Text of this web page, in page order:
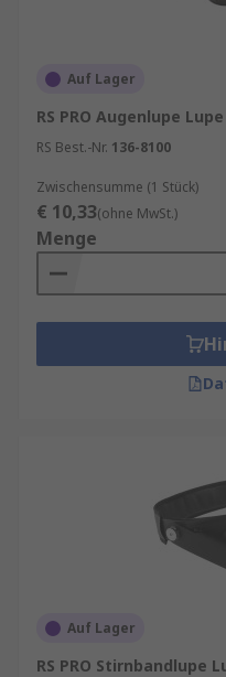
Auf Lager
RS PRO Augenlupe
RS Best.-Nr. 136-8100
Zwischensumme (1 Stück)
€ 10,33(ohne MwSt.)
Menge
Auf Lager
RS PRO Stirnbandlupe